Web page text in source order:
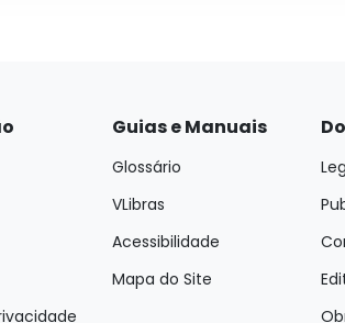
Guias e Manuais
Glossário
VLibras
Acessibilidade
Mapa do Site